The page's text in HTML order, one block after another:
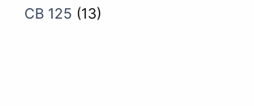
CB 125 (13)